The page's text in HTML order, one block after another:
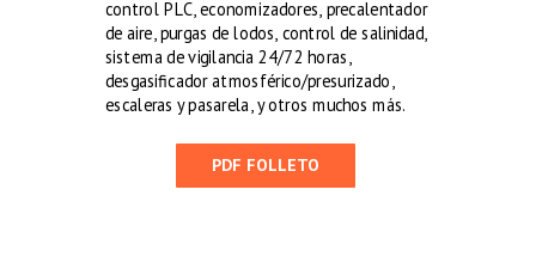
control PLC, economizadores, precalentador
de aire, purgas de lodos, control de salinidad,
sistema de vigilancia 24/72 horas,
desgasificador atmosférico/presurizado,
escaleras y pasarela, y otros muchos más.
PDF FOLLETO